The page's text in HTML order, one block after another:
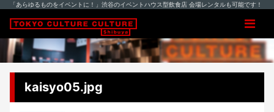
「あらゆるものをイベントに！」渋谷のイベントハウス型飲食店 会場レンタルも可能です！
kaisyo05.jpg